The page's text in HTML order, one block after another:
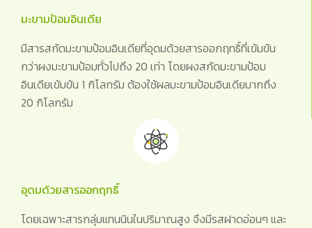
มะขามป้อมอินเดีย
มีสารสกัดมะขามป้อมอินเดียที่อุดมด้วยสารออกฤทธิ์ที่เข้มข้น
กว่าผงมะขามป้อมทั่วไปถึง 20 เท่า โดยผงสกัดมะขามป้อม
อินเดียเข้มข้น 1 กิโลกรัม ต้องใช้ผลมะขามป้อมอินเดียมากถึง
20 กิโลกรัม
อุดมด้วยสารออกฤทธิ์
โดยเฉพาะสารกลุ่มแทนนินในปริมาณสูง จึงมีรสฝาดอ่อนๆ และ